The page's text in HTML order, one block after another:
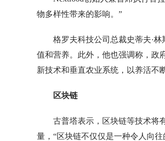
物多样性带来的影响。”
格罗夫科技公司总裁史蒂夫·
值和营养。此外，他也强调称，政
新技术和垂直农业系统，以养活不
区块链
古普塔表示，区块链等技术将
量，“区块链不仅仅是一种令人向